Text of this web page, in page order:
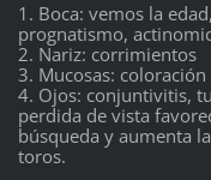
1. Boca: vemos la
prognatismo,
2. Nariz: corrimientos
3. Mucosas:
4. Ojos: conjuntivitis,
perdida de vista
búsqueda y aumenta
toros.